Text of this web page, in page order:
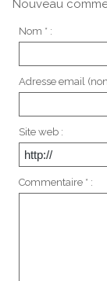
Nouveau
Nom * :
Adresse email
Site web :
Commentaire * :